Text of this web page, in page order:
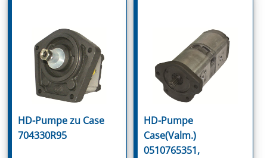
HD-Pumpe zu Case
704330R95
HD-Pumpe
Case(Valm.)
0510765351,